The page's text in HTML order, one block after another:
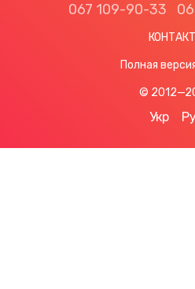
067 109-90-33
Полная
©
Укр